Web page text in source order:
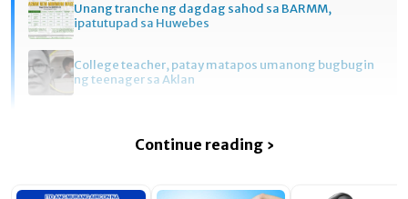
Unang tranche ng dagdag sahod sa BARMM,
ipatutupad sa Huwebes
College teacher, patay matapos umanong bugbugin
ng teenager sa Aklan
Continue reading ›